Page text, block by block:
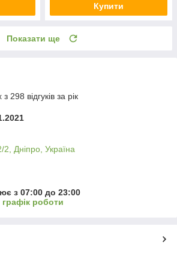
Купити
Показати ще
298 відгуків за рік
Дніпро, Україна
з 07:00 до 23:00
роботи